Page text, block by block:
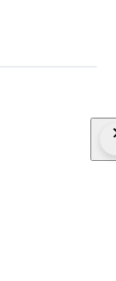
available. Please